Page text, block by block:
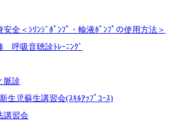
全＜ｼﾘﾝｼﾞﾎﾟﾝﾌﾟ・輸液ﾎﾟﾝﾌﾟの使用方法＞
呼吸音聴診ﾄﾚｰﾆﾝｸﾞ
脈診
児蘇生講習会(ｽｷﾙｱｯﾌﾟｺｰｽ)
講習会